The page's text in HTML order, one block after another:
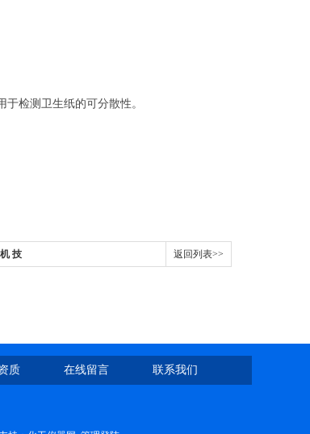
检测卫生纸的可分散性。
技 返回列表>>
质 在线留言 联系我们